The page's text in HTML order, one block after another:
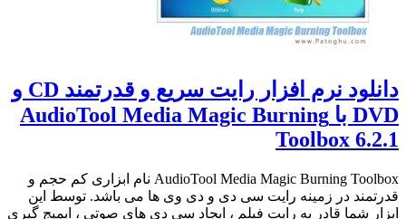
دانلود نرم افزار رایت سریع و قدرتمند CD و
DVD با AudioTool Media Magic Burning
Toolbox 6.2.1
AudioTool Media Magic Burning Toolbox نام ابزاری کم حجم و
قدرتمند در زمینه رایت سی دی و دی وی ها می باشد. توسط این
ابزار شما قادر به رایت فیلم ، ایجاد سی دی های صوتی ، ایمیج گیری